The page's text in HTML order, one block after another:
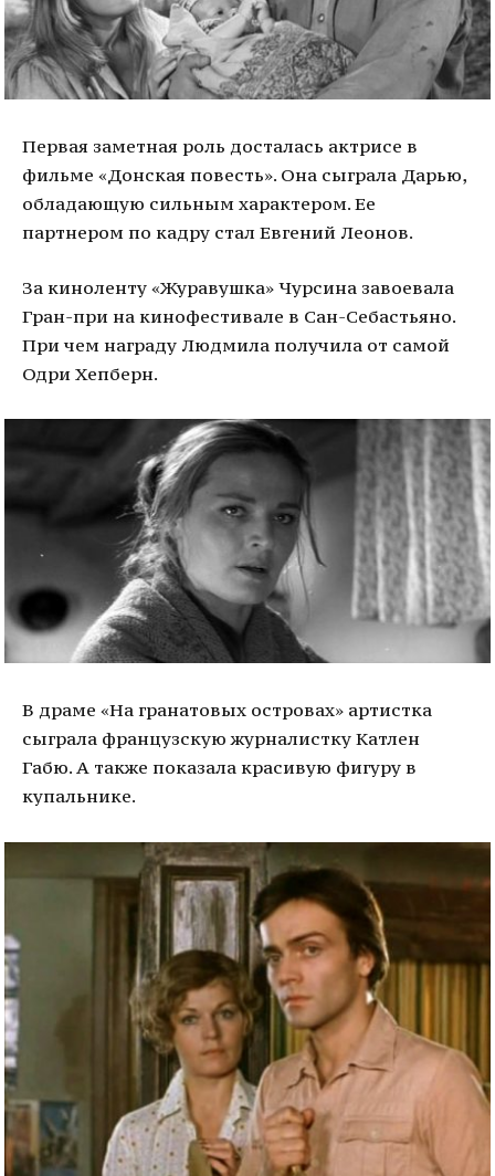
Первая заметная роль досталась актрисе в
фильме «Донская повесть». Она сыграла Дарью,
обладающую сильным характером. Ее
партнером по кадру стал Евгений Леонов.
За киноленту «Журавушка» Чурсина завоевала
Гран-при на кинофестивале в Сан-Себастьяно.
При чем награду Людмила получила от самой
Одри Хепберн.
В драме «На гранатовых островах» артистка
сыграла французскую журналистку Катлен
Габю. А также показала красивую фигуру в
купальнике.